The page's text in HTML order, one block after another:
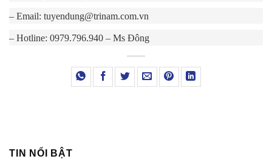
– Email: tuyendung@trinam.com.vn
– Hotline: 0979.796.940 – Ms Đông
TIN NỔI BẬT